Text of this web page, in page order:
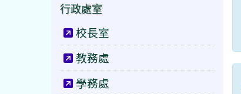
行政處室
校長室
教務處
學務處